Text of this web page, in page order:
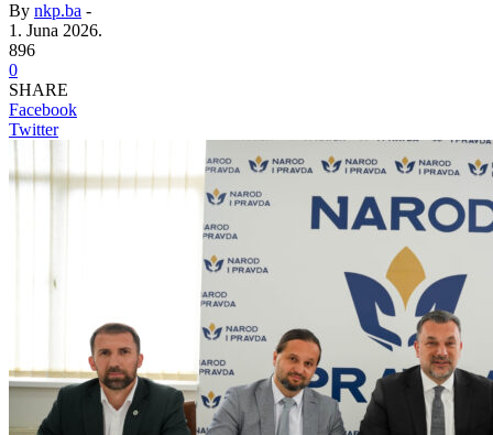
By nkp.ba -
1. Juna 2026.
896
0
SHARE
Facebook
Twitter